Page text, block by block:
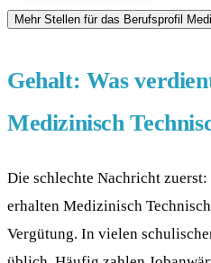
Gehalt: Was
Medizinisch
Die schlechte Nachricht
erhalten Medizinisch
Vergütung. In vielen